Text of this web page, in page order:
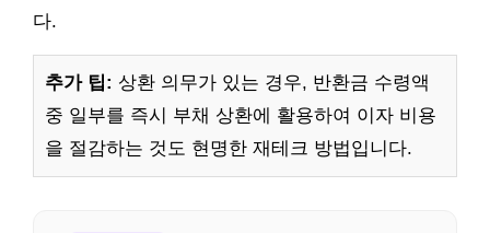
다.
추가 팁: 상환 의무가 있는 경우, 반환금 수령액
중 일부를 즉시 부채 상환에 활용하여 이자 비용
을 절감하는 것도 현명한 재테크 방법입니다.